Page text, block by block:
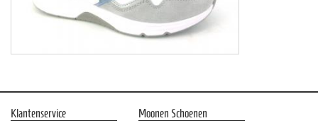
Klantenservice Moonen Schoenen